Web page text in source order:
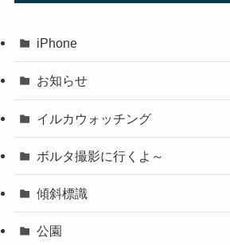
iPhone
お知らせ
イルカウォッチング
ボルタ撮影に行くよ～
傾斜標識
公園